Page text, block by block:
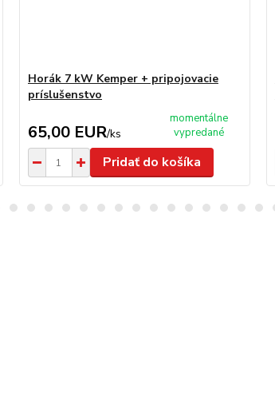
Horák 7 kW Kemper + pripojovacie
príslušenstvo
65,00 EUR/ks
momentálne
vypredané
Pridať do košíka